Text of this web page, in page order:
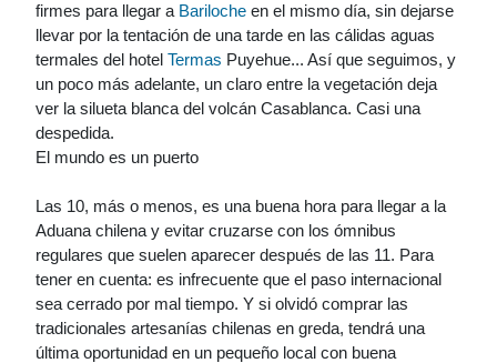
firmes para llegar a Bariloche en el mismo día, sin dejarse
llevar por la tentación de una tarde en las cálidas aguas
termales del hotel Termas Puyehue... Así que seguimos, y
un poco más adelante, un claro entre la vegetación deja
ver la silueta blanca del volcán Casablanca. Casi una
despedida.
El mundo es un puerto
Las 10, más o menos, es una buena hora para llegar a la
Aduana chilena y evitar cruzarse con los ómnibus
regulares que suelen aparecer después de las 11. Para
tener en cuenta: es infrecuente que el paso internacional
sea cerrado por mal tiempo. Y si olvidó comprar las
tradicionales artesanías chilenas en greda, tendrá una
última oportunidad en un pequeño local con buena